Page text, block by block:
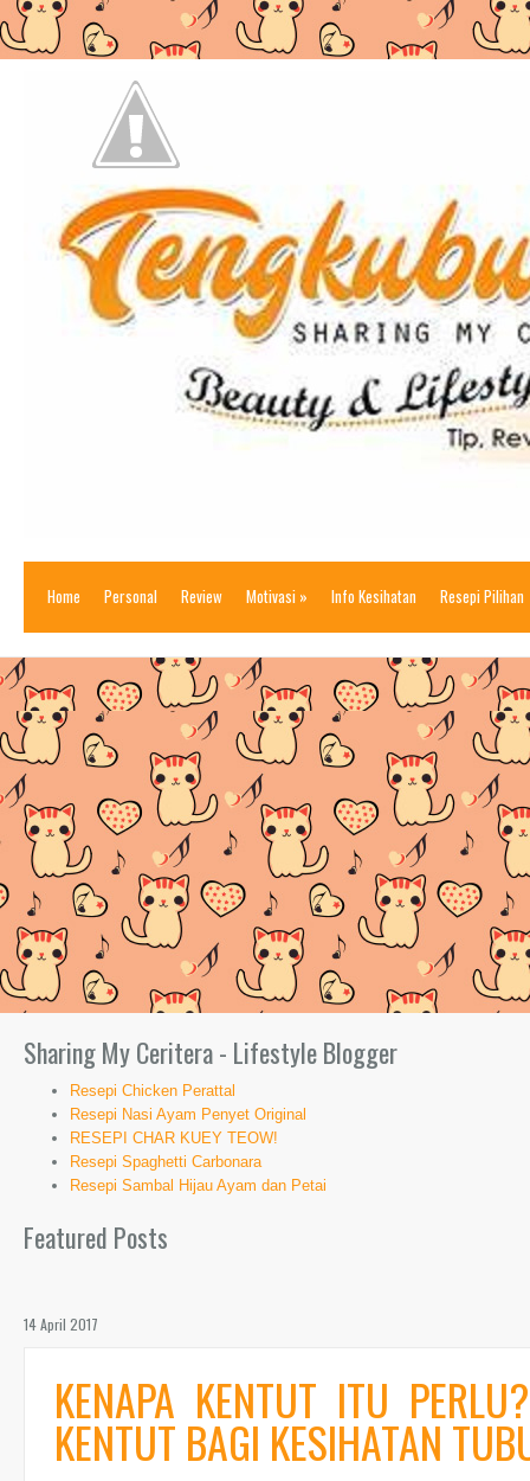
Home Personal Review Motivasi » Info Kesihatan Resepi Pilihan
Sharing My Ceritera - Lifestyle Blogger
Resepi Chicken Perattal
Resepi Nasi Ayam Penyet Original
RESEPI CHAR KUEY TEOW!
Resepi Spaghetti Carbonara
Resepi Sambal Hijau Ayam dan Petai
Featured Posts
14 April 2017
KENAPA KENTUT ITU
KENTUT BAGI KESIHATAN